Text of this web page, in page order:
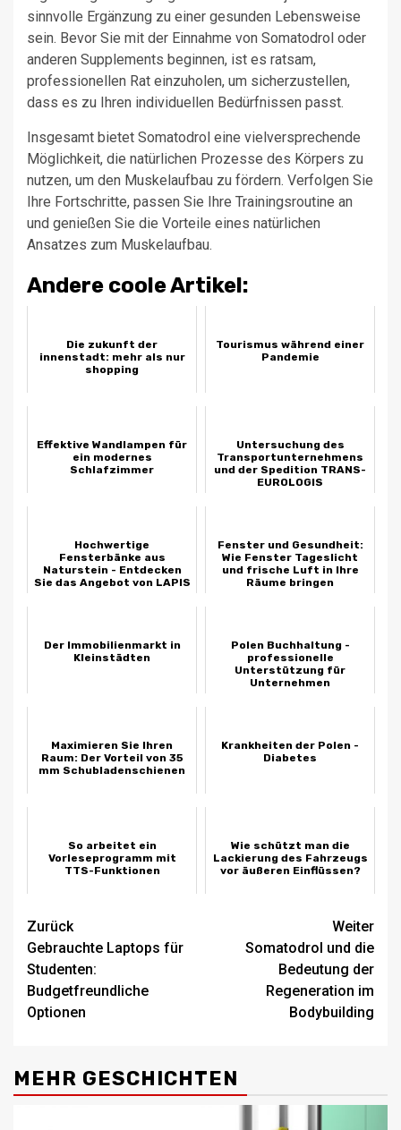
sinnvolle Ergänzung zu einer gesunden Lebensweise
sein. Bevor Sie mit der Einnahme von Somatodrol oder
anderen Supplements beginnen, ist es ratsam,
professionellen Rat einzuholen, um sicherzustellen,
dass es zu Ihren individuellen Bedürfnissen passt.
Insgesamt bietet Somatodrol eine vielversprechende
Möglichkeit, die natürlichen Prozesse des Körpers zu
nutzen, um den Muskelaufbau zu fördern. Verfolgen Sie
Ihre Fortschritte, passen Sie Ihre Trainingsroutine an
und genießen Sie die Vorteile eines natürlichen
Ansatzes zum Muskelaufbau.
Andere coole Artikel:
Die zukunft der
innenstadt: mehr als nur
shopping
Tourismus während einer
Pandemie
Effektive Wandlampen für
ein modernes
Schlafzimmer
Untersuchung des
Transportunternehmens
und der Spedition TRANS-
EUROLOGIS
Hochwertige
Fensterbänke aus
Naturstein - Entdecken
Sie das Angebot von LAPIS
Fenster und Gesundheit:
Wie Fenster Tageslicht
und frische Luft in Ihre
Räume bringen
Der Immobilienmarkt in
Kleinstädten
Polen Buchhaltung -
professionelle
Unterstützung für
Unternehmen
Maximieren Sie Ihren
Raum: Der Vorteil von 35
mm Schubladenschienen
Krankheiten der Polen -
Diabetes
So arbeitet ein
Vorleseprogramm mit
TTS-Funktionen
Wie schützt man die
Lackierung des Fahrzeugs
vor äußeren Einflüssen?
Beitragsnavigation
Zurück
Gebrauchte Laptops für
Studenten:
Budgetfreundliche
Optionen
Weiter
Somatodrol und die
Bedeutung der
Regeneration im
Bodybuilding
MEHR GESCHICHTEN